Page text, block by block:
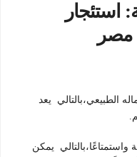
استئجار
مصر
الطبيعي،بالتالي يعد
يمكن